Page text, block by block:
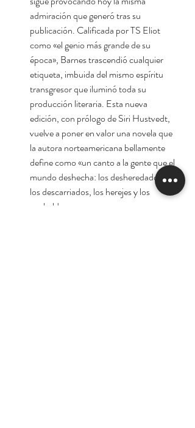
admiración que generó tras su
publicación. Calificada por TS Eliot
como «el genio más grande de su
época», Barnes trascendió cualquier
etiqueta, imbuida del mismo espíritu
transgresor que iluminó toda su
producción literaria. Esta nueva
edición, con prólogo de Siri Hustvedt,
vuelve a poner en valor una novela que
la autora norteamericana bellamente
define como «un canto a la gente que el
mundo deshecha: los desheredados,
los descarriados, los herejes y los
rebeldes».